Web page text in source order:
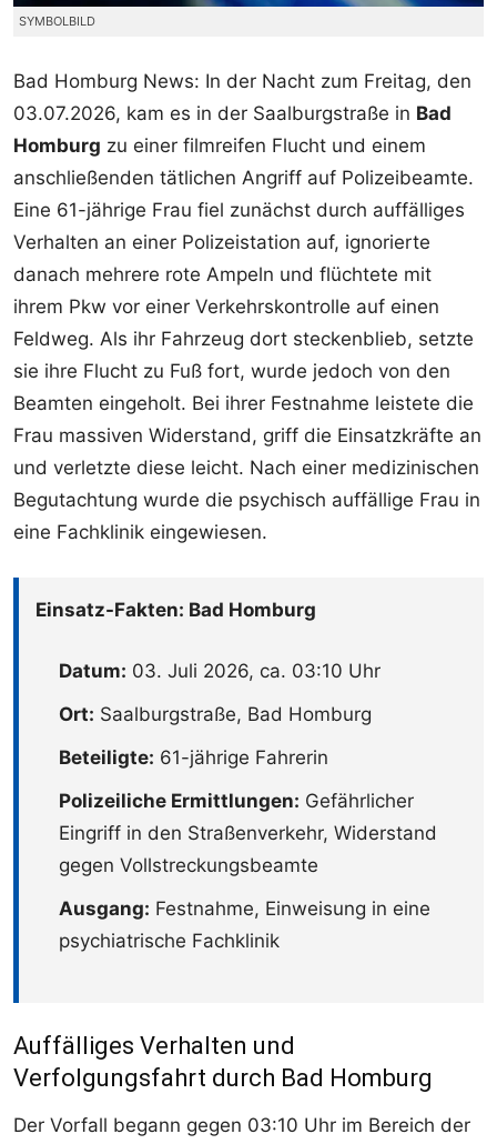
SYMBOLBILD
Bad Homburg News: In der Nacht zum Freitag, den
03.07.2026, kam es in der Saalburgstraße in Bad
Homburg zu einer filmreifen Flucht und einem
anschließenden tätlichen Angriff auf Polizeibeamte.
Eine 61-jährige Frau fiel zunächst durch auffälliges
Verhalten an einer Polizeistation auf, ignorierte
danach mehrere rote Ampeln und flüchtete mit
ihrem Pkw vor einer Verkehrskontrolle auf einen
Feldweg. Als ihr Fahrzeug dort steckenblieb, setzte
sie ihre Flucht zu Fuß fort, wurde jedoch von den
Beamten eingeholt. Bei ihrer Festnahme leistete die
Frau massiven Widerstand, griff die Einsatzkräfte an
und verletzte diese leicht. Nach einer medizinischen
Begutachtung wurde die psychisch auffällige Frau in
eine Fachklinik eingewiesen.
Einsatz-Fakten: Bad Homburg
Datum: 03. Juli 2026, ca. 03:10 Uhr
Ort: Saalburgstraße, Bad Homburg
Beteiligte: 61-jährige Fahrerin
Polizeiliche Ermittlungen: Gefährlicher
Eingriff in den Straßenverkehr, Widerstand
gegen Vollstreckungsbeamte
Ausgang: Festnahme, Einweisung in eine
psychiatrische Fachklinik
Auffälliges Verhalten und
Verfolgungsfahrt durch Bad Homburg
Der Vorfall begann gegen 03:10 Uhr im Bereich der